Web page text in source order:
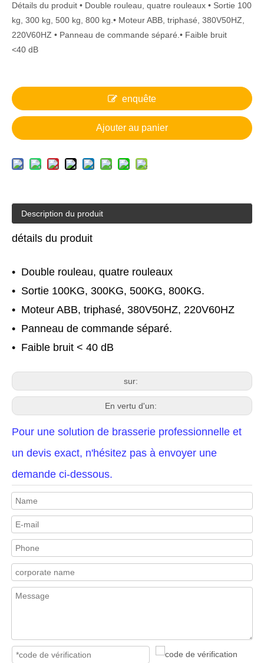
Détails du produit • Double rouleau, quatre rouleaux • Sortie 100
kg, 300 kg, 500 kg, 800 kg.• Moteur ABB, triphasé, 380V50HZ,
220V60HZ • Panneau de commande séparé.• Faible bruit
<40 dB
enquête
Ajouter au panier
Description du produit
détails du produit
• Double rouleau, quatre rouleaux
• Sortie 100KG, 300KG, 500KG, 800KG.
• Moteur ABB, triphasé, 380V50HZ, 220V60HZ
• Panneau de commande séparé.
• Faible bruit < 40 dB
sur:
En vertu d'un:
Pour une solution de brasserie professionnelle et
un devis exact, n'hésitez pas à envoyer une
demande ci-dessous.